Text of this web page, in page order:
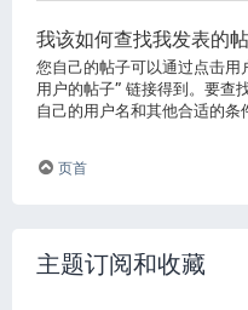
我该如何查找我发表的
您自己的帖子可以通过点击用
用户的帖子” 链接得到。要查
自己的用户名和其他合适的条
页首
主题订阅和收藏